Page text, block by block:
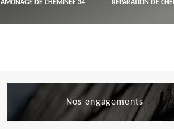
DE CHEMINÉE 34 RÉPARATION DE
Nos engagements